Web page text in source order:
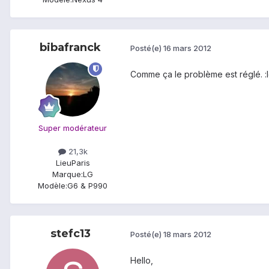
bibafranck
Super modérateur
21,3k
LieuParis
Marque:LG
Modèle:G6 & P990
Posté(e) 16 mars 2012
Comme ça le problème est réglé.
stefc13 Posté(e) 18 mars 2012
Hello,